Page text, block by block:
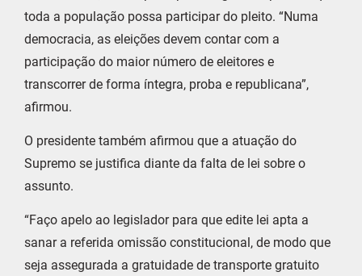
toda a população possa participar do pleito. “Numa
democracia, as eleições devem contar com a
participação do maior número de eleitores e
transcorrer de forma íntegra, proba e republicana”,
afirmou.
O presidente também afirmou que a atuação do
Supremo se justifica diante da falta de lei sobre o
assunto.
“Faço apelo ao legislador para que edite lei apta a
sanar a referida omissão constitucional, de modo que
seja assegurada a gratuidade de transporte gratuito